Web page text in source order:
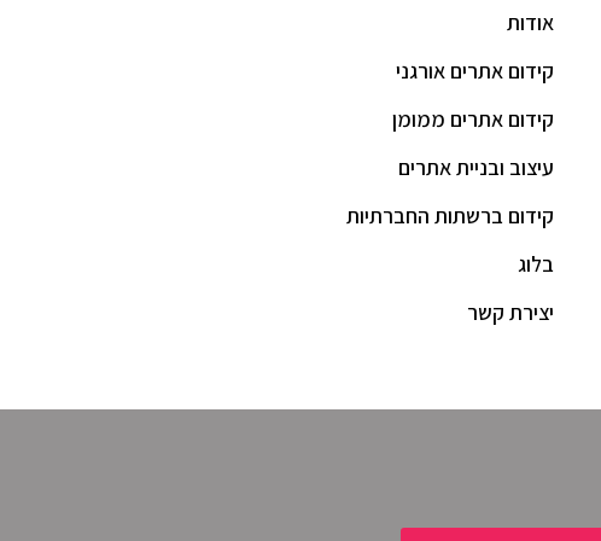
אודות
קידום אתרים אורגני
קידום אתרים ממומן
עיצוב ובניית אתרים
קידום ברשתות החברתיות
בלוג
יצירת קשר